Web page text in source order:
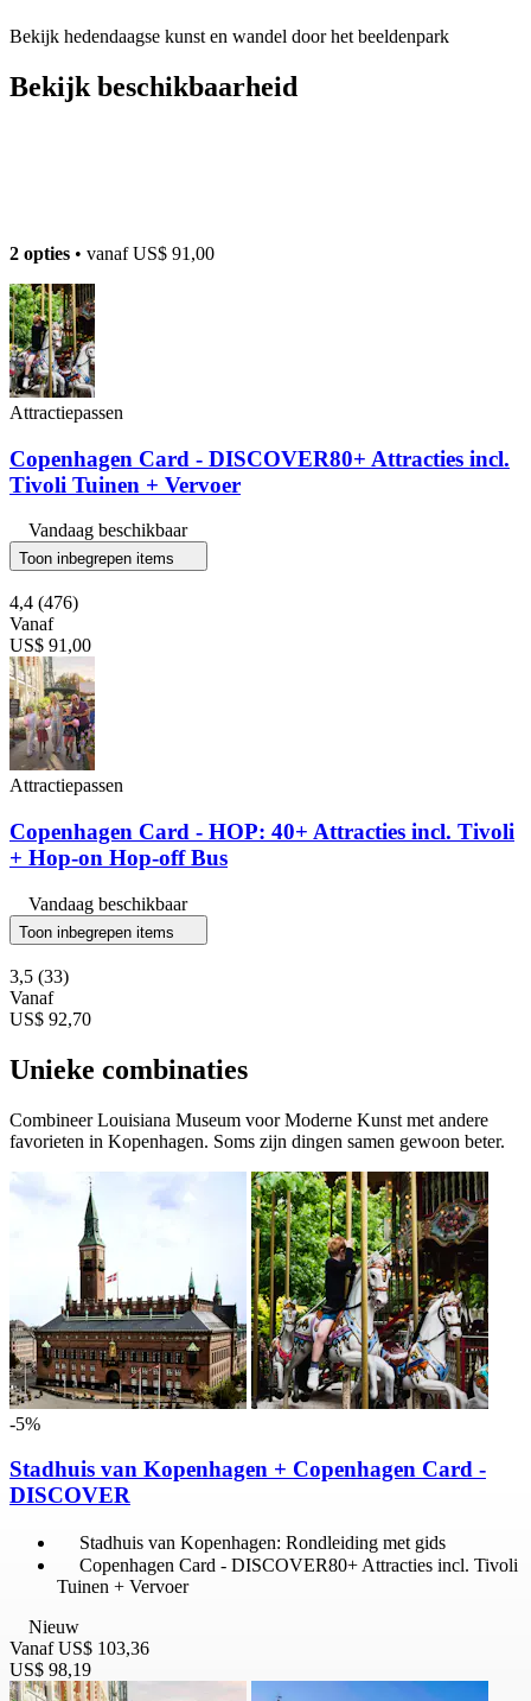
Bekijk hedendaagse kunst en wandel door het beeldenpark
Bekijk beschikbaarheid
2 opties • vanafUS$ 91,00
Attractiepassen
Copenhagen Card - DISCOVER80+ Attracties incl.
Tivoli Tuinen + Vervoer
Vandaag beschikbaar
Toon inbegrepen items
4,4 (476)
Vanaf
US$ 91,00
Attractiepassen
Copenhagen Card - HOP: 40+ Attracties incl. Tivoli
+ Hop-on Hop-off Bus
Vandaag beschikbaar
Toon inbegrepen items
3,5 (33)
Vanaf
US$ 92,70
Unieke combinaties
Combineer Louisiana Museum voor Moderne Kunst met andere
favorieten in Kopenhagen. Soms zijn dingen samen gewoon beter.
-5%
Stadhuis van Kopenhagen + Copenhagen Card -
DISCOVER
Stadhuis van Kopenhagen: Rondleiding met gids
Copenhagen Card - DISCOVER80+ Attracties incl. Tivoli
Tuinen + Vervoer
Nieuw
Vanaf US$ 103,36
US$ 98,19